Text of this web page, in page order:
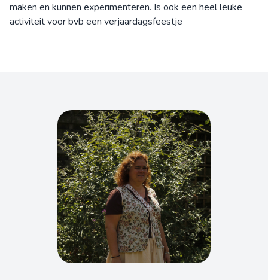
maken en kunnen experimenteren. Is ook een heel leuke
activiteit voor bvb een verjaardagsfeestje